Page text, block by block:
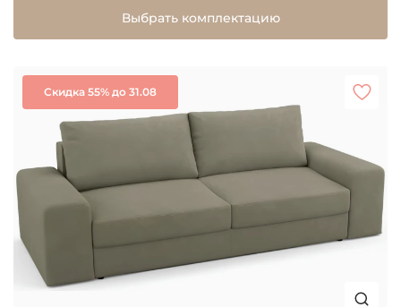
Выбрать комплектацию
Скидка 55% до 31.08